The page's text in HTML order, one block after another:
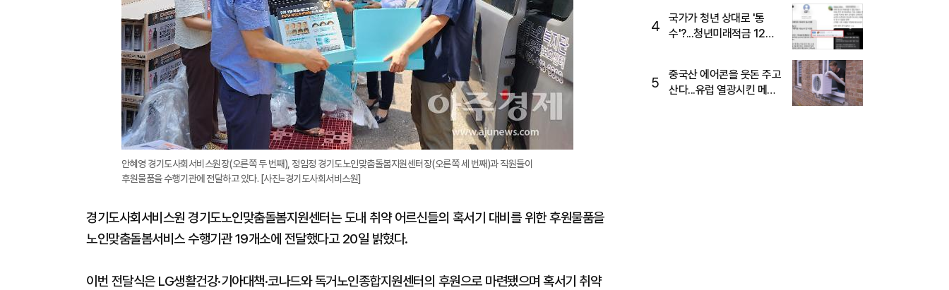
안혜영 경기도사회서비스원장(오른쪽 두 번째), 정임정 경기도노인맞춤돌봄지원센터장(오른쪽 세 번째)과 직원들이
후원물품을 수행기관에 전달하고 있다. [사진=경기도사회서비스원]
경기도사회서비스원 경기도노인맞춤돌봄지원센터는 도내 취약 어르신들의 혹서기 대비를 위한 후원물품을
노인맞춤돌봄서비스 수행기관 19개소에 전달했다고 20일 밝혔다.
이번 전달식은 LG생활건강·기아대책·코나드와 독거노인종합지원센터의 후원으로 마련됐으며 혹서기 취약
4
국가가 청년 상대로 '통
수'?...청년미래적금 12%
5
중국산 에어콘을 웃돈 주고
산다...유럽 열광시킨 메이